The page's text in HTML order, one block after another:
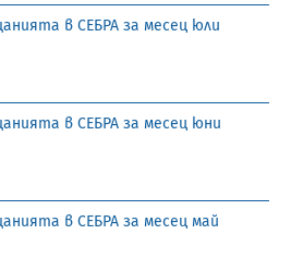
в СЕБРА за месец юли
в СЕБРА за месец юни
в СЕБРА за месец май